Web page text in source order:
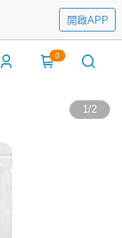
開啟APP
0
1/2